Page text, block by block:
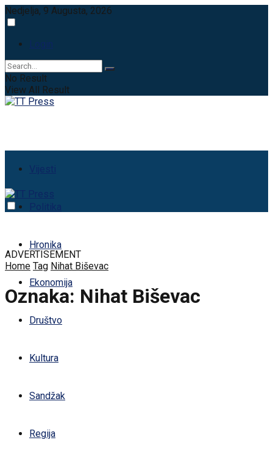
Nedjelja, 9 Augusta, 2026
Login
No Result
View All Result
Vijesti
Politika
Hronika
Ekonomija
Društvo
Kultura
Sandžak
Regija
ADVERTISEMENT
Home Tag Nihat Biševac
Oznaka: Nihat Biševac